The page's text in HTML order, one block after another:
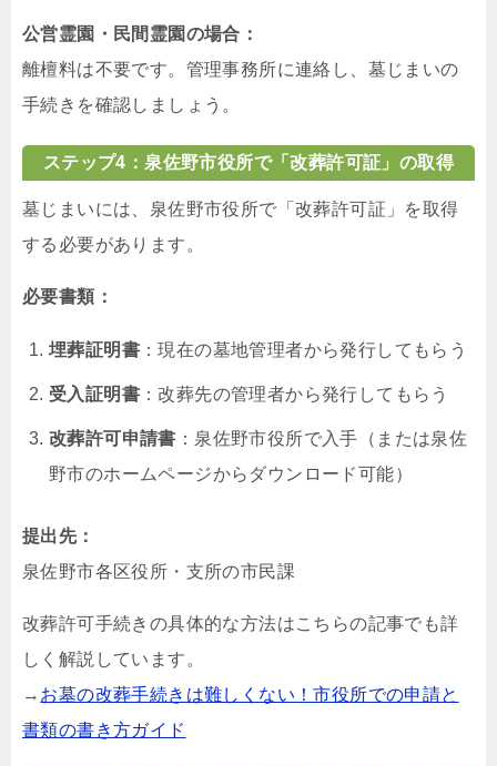
公営霊園・民間霊園の場合：
離檀料は不要です。管理事務所に連絡し、墓じまいの
手続きを確認しましょう。
ステップ4：泉佐野市役所で「改葬許可証」の取得
墓じまいには、泉佐野市役所で「改葬許可証」を取得
する必要があります。
必要書類：
埋葬証明書 ：現在の墓地管理者から発行してもらう
受入証明書 ：改葬先の管理者から発行してもらう
改葬許可申請書 ：泉佐野市役所で入手（または泉佐
野市のホームページからダウンロード可能）
提出先：
泉佐野市各区役所・支所の市民課
改葬許可手続きの具体的な方法はこちらの記事でも詳
しく解説しています。
→ お墓の改葬手続きは難しくない！市役所での申請と
書類の書き方ガイド